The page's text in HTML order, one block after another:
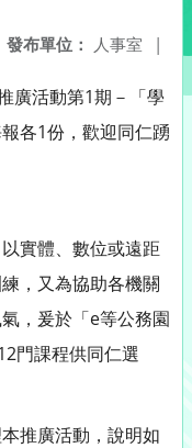
發布單位： 人事室 |
廣活動第1期－「學
各1份，歡迎同仁踴
實體、數位或遠距
，又為協助各機關
，爰於「e等公務園
門課程供同仁選
推廣活動，說明如